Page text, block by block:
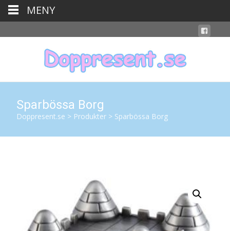
Sparbössa Borg
Doppresent.se > Produkter > Sparbössa Borg
MENY